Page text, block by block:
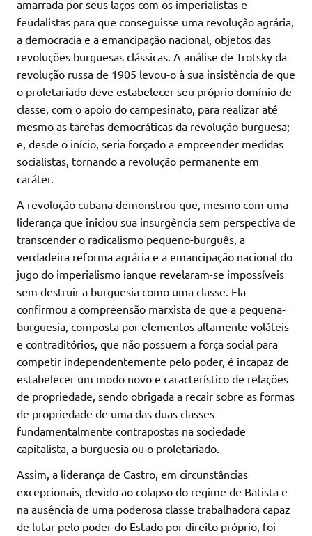
amarrada por seus laços com os imperialistas e
feudalistas para que conseguisse uma revolução agrária,
a democracia e a emancipação nacional, objetos das
revoluções burguesas clássicas. A análise de Trotsky da
revolução russa de 1905 levou-o à sua insistência de que
o proletariado deve estabelecer seu próprio domínio de
classe, com o apoio do campesinato, para realizar até
mesmo as tarefas democráticas da revolução burguesa;
e, desde o início, seria forçado a empreender medidas
socialistas, tornando a revolução permanente em
caráter.
A revolução cubana demonstrou que, mesmo com uma
liderança que iniciou sua insurgência sem perspectiva de
transcender o radicalismo pequeno-burguês, a
verdadeira reforma agrária e a emancipação nacional do
jugo do imperialismo ianque revelaram-se impossíveis
sem destruir a burguesia como uma classe. Ela
confirmou a compreensão marxista de que a pequena-
burguesia, composta por elementos altamente voláteis
e contraditórios, que não possuem a força social para
competir independentemente pelo poder, é incapaz de
estabelecer um modo novo e característico de relações
de propriedade, sendo obrigada a recair sobre as formas
de propriedade de uma das duas classes
fundamentalmente contrapostas na sociedade
capitalista, a burguesia ou o proletariado.
Assim, a liderança de Castro, em circunstâncias
excepcionais, devido ao colapso do regime de Batista e
na ausência de uma poderosa classe trabalhadora capaz
de lutar pelo poder do Estado por direito próprio, foi